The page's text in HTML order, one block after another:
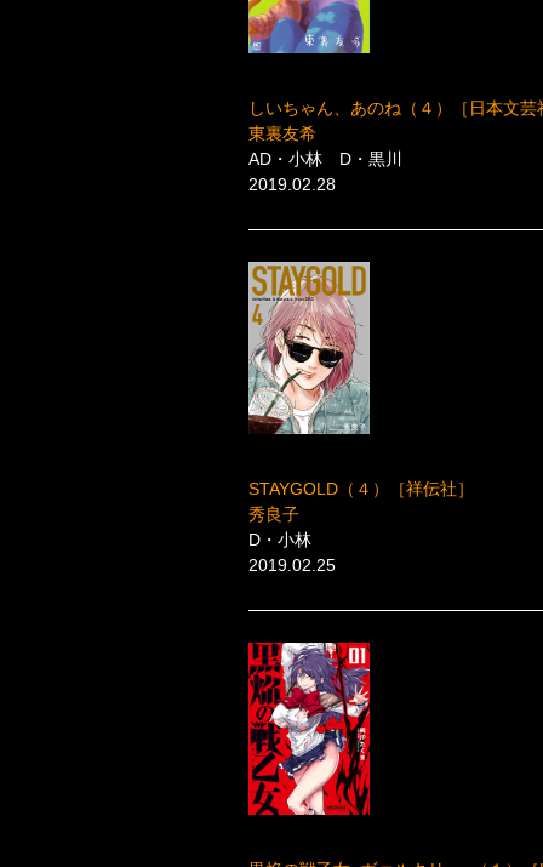
しいちゃん、あのね（４）［日本文芸
東裏友希
AD・小林 D・黒川
2019.02.28
STAYGOLD（４）［祥伝社］
秀良子
D・小林
2019.02.25